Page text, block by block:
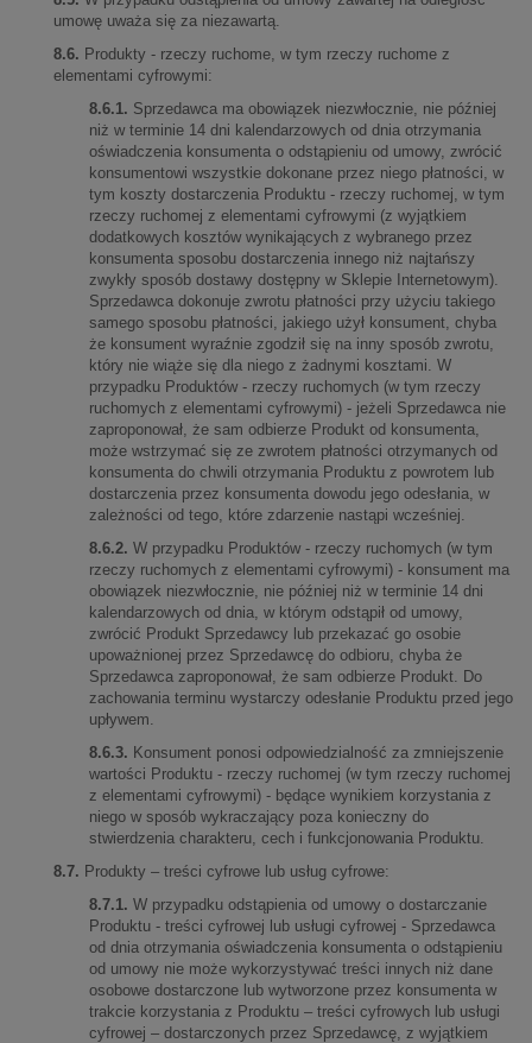
umowę uważa się za niezawartą.
8.6. Produkty - rzeczy ruchome, w tym rzeczy ruchome z
elementami cyfrowymi:
8.6.1. Sprzedawca ma obowiązek niezwłocznie, nie później
niż w terminie 14 dni kalendarzowych od dnia otrzymania
oświadczenia konsumenta o odstąpieniu od umowy, zwrócić
konsumentowi wszystkie dokonane przez niego płatności, w
tym koszty dostarczenia Produktu - rzeczy ruchomej, w tym
rzeczy ruchomej z elementami cyfrowymi (z wyjątkiem
dodatkowych kosztów wynikających z wybranego przez
konsumenta sposobu dostarczenia innego niż najtańszy
zwykły sposób dostawy dostępny w Sklepie Internetowym).
Sprzedawca dokonuje zwrotu płatności przy użyciu takiego
samego sposobu płatności, jakiego użył konsument, chyba
że konsument wyraźnie zgodził się na inny sposób zwrotu,
który nie wiąże się dla niego z żadnymi kosztami. W
przypadku Produktów - rzeczy ruchomych (w tym rzeczy
ruchomych z elementami cyfrowymi) - jeżeli Sprzedawca nie
zaproponował, że sam odbierze Produkt od konsumenta,
może wstrzymać się ze zwrotem płatności otrzymanych od
konsumenta do chwili otrzymania Produktu z powrotem lub
dostarczenia przez konsumenta dowodu jego odesłania, w
zależności od tego, które zdarzenie nastąpi wcześniej.
8.6.2. W przypadku Produktów - rzeczy ruchomych (w tym
rzeczy ruchomych z elementami cyfrowymi) - konsument ma
obowiązek niezwłocznie, nie później niż w terminie 14 dni
kalendarzowych od dnia, w którym odstąpił od umowy,
zwrócić Produkt Sprzedawcy lub przekazać go osobie
upoważnionej przez Sprzedawcę do odbioru, chyba że
Sprzedawca zaproponował, że sam odbierze Produkt. Do
zachowania terminu wystarczy odesłanie Produktu przed jego
upływem.
8.6.3. Konsument ponosi odpowiedzialność za zmniejszenie
wartości Produktu - rzeczy ruchomej (w tym rzeczy ruchomej
z elementami cyfrowymi) - będące wynikiem korzystania z
niego w sposób wykraczający poza konieczny do
stwierdzenia charakteru, cech i funkcjonowania Produktu.
8.7. Produkty – treści cyfrowe lub usług cyfrowe:
8.7.1. W przypadku odstąpienia od umowy o dostarczanie
Produktu - treści cyfrowej lub usługi cyfrowej - Sprzedawca
od dnia otrzymania oświadczenia konsumenta o odstąpieniu
od umowy nie może wykorzystywać treści innych niż dane
osobowe dostarczone lub wytworzone przez konsumenta w
trakcie korzystania z Produktu – treści cyfrowych lub usługi
cyfrowej – dostarczonych przez Sprzedawcę, z wyjątkiem